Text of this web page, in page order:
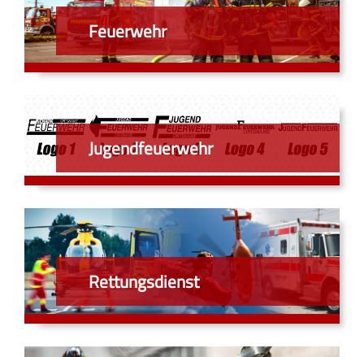
Feuerwehr
Jugendfeuerwehr
Rettungsdienst